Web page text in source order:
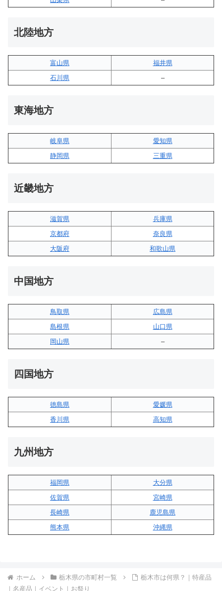
北陸地方
富山県
福井県
石川県
–
東海地方
岐阜県
愛知県
静岡県
三重県
近畿地方
滋賀県
兵庫県
京都府
奈良県
大阪府
和歌山県
中国地方
鳥取県
広島県
島根県
山口県
岡山県
–
四国地方
徳島県
愛媛県
香川県
高知県
九州地方
福岡県
大分県
佐賀県
宮崎県
長崎県
鹿児島県
熊本県
沖縄県
ホーム 栃木県の市町村一覧
栃木市は何県？｜特産品
｜名産品｜イベント｜お祭り